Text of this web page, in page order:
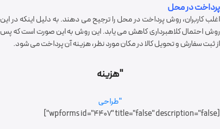
پرداخت در محل
اغلب کاربران، روش پرداخت در محل را ترجیح می دهند. به دلیل اینکه در این
روش احتمال کلاهبرداری کاهش می یابد. این روش به این صورت است که پس
از ثبت سفارش و تحویل کالا در مکان مورد نظر، هزینه آن پرداخت می شود.
"هزینه
"طراحی
[wpforms id="4407" title="false" description="false"]